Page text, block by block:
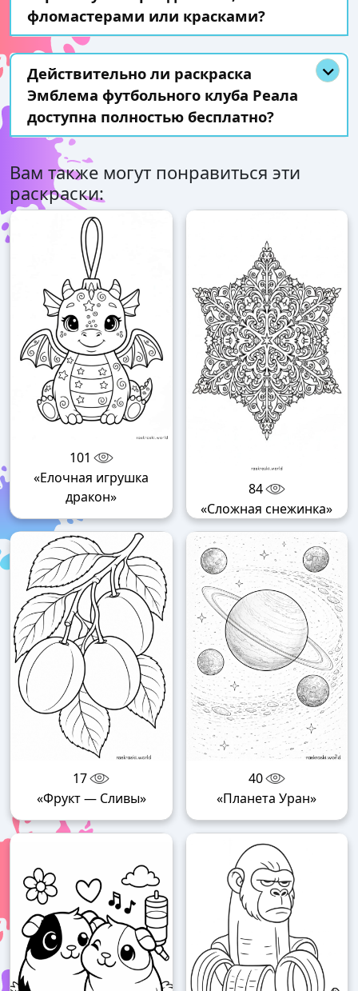
фломастерами или красками?
Действительно ли раскраска
Эмблема футбольного клуба Реала
доступна полностью бесплатно?
Вам также могут понравиться эти
раскраски:
101
«Елочная игрушка
дракон»
84
«Сложная снежинка»
17
«Фрукт — Сливы»
40
«Планета Уран»